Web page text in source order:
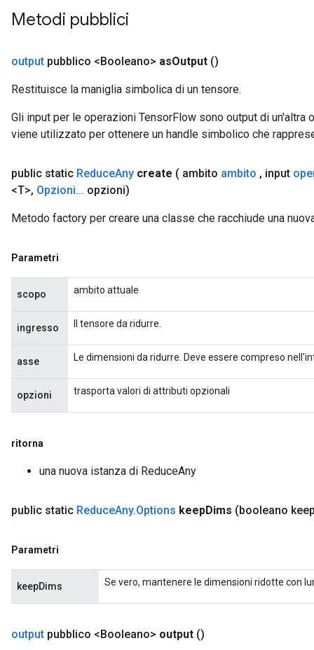
Metodi pubblici
output pubblico <Booleano> asOutput ()
Restituisce la maniglia simbolica di un tensore.
Gli input per le operazioni TensorFlow sono output di un'altra
viene utilizzato per ottenere un handle simbolico che
public static ReduceAny create ( ambito ambito , input
<T>, Opzioni... opzioni)
Metodo factory per creare una classe che racchiude una
Parametri
scopo ambito attuale
ingresso Il tensore da ridurre.
asse Le dimensioni da ridurre. Deve essere compreso
opzioni trasporta valori di attributi opzionali
ritorna
una nuova istanza di ReduceAny
public static ReduceAny.Options keepDims (booleano
Parametri
keepDims Se vero, mantenere le dimensioni ridotte con
output pubblico <Booleano> output ()